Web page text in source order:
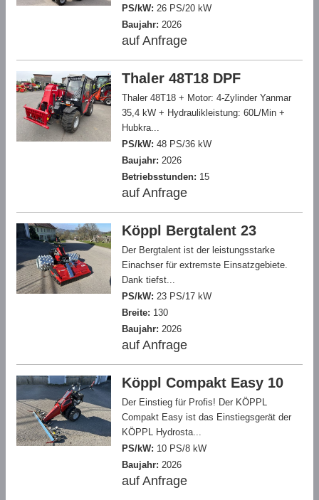
PS/kW: 26 PS/20 kW
Baujahr: 2026
auf Anfrage
Thaler 48T18 DPF
Thaler 48T18 + Motor: 4-Zylinder Yanmar
35,4 kW + Hydraulikleistung: 60L/Min +
Hubkra...
PS/kW: 48 PS/36 kW
Baujahr: 2026
Betriebsstunden: 15
auf Anfrage
Köppl Bergtalent 23
Der Bergtalent ist der leistungsstarke
Einachser für extremste Einsatzgebiete.
Dank tiefst...
PS/kW: 23 PS/17 kW
Breite: 130
Baujahr: 2026
auf Anfrage
Köppl Compakt Easy 10
Der Einstieg für Profis! Der KÖPPL
Compakt Easy ist das Einstiegsgerät der
KÖPPL Hydrosta...
PS/kW: 10 PS/8 kW
Baujahr: 2026
auf Anfrage